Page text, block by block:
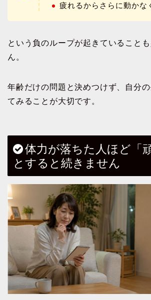
疲れるからさらに動かな
という負のループが起きていること
ん。
年齢だけの問題と決めつけず、自分
てみることが大切です。
体力が落ちた人ほど「
とすると続きません